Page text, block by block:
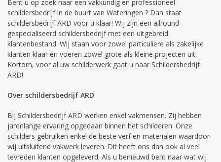
Bent u op zoek naar een vakkundig en professioneel
schildersbedrijf in de buurt van Wateringen ? Dan staat
schildersbedrijf ARD voor u klaar! Wij zijn een allround
gespecialiseerd schildersbedrijf met een uitgebreid
klantenbestand. Wij staan voor zowel particuliere als zakelijke
klanten klaar en voeren zowel grote als kleine projecten uit.
Kortom, voor al uw schilderwerk gaat u naar Schildersbedrijf
ARD!
Over schildersbedrijf ARD
Bij Schildersbedrijf ARD werken enkel vakmensen. Zij hebben
jarenlange ervaring opgedaan binnen het schilderen. Onze
schilders gebruiken enkel de beste verf en materialen waardoor
wij uitsluitend vakwerk leveren. Dit heeft ons dan ook al veel
tevreden klanten opgeleverd. Als u benieuwd bent naar wat wij